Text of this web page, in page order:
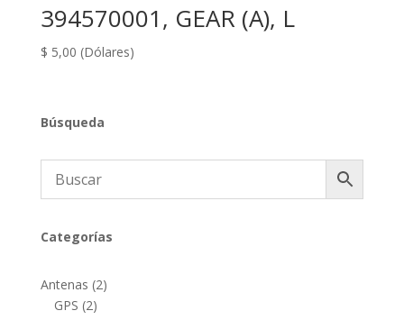
394570001, GEAR (A), L
$ 5,00 (Dólares)
Búsqueda
Categorías
Antenas 22
GPS 22